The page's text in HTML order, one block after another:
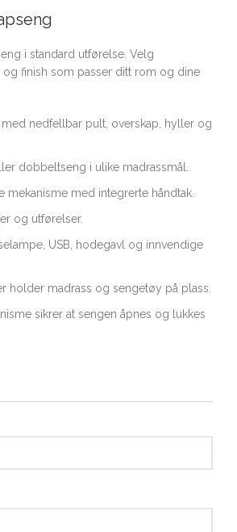
i standard utførelse. Velg
og finish som passer ditt rom og dine
med nedfellbar pult, overskap, hyller og
dobbeltseng i ulike madrassmål.
mekanisme med integrerte håndtak.
og utførelser.
USB, hodegavl og innvendige
holder madrass og sengetøy på plass.
sikrer at sengen åpnes og lukkes